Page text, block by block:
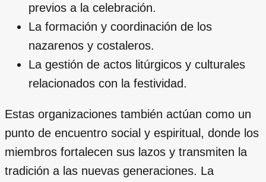
previos a la celebración.
La formación y coordinación de los
nazarenos y costaleros.
La gestión de actos litúrgicos y culturales
relacionados con la festividad.
Estas organizaciones también actúan como un
punto de encuentro social y espiritual, donde los
miembros fortalecen sus lazos y transmiten la
tradición a las nuevas generaciones. La